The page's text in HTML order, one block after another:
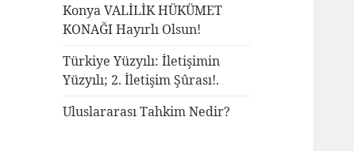
Konya VALİLİK HÜKÜMET
KONAĞI Hayırlı Olsun!
Türkiye Yüzyılı: İletişimin
Yüzyılı; 2. İletişim Şûrası!.
Uluslararası Tahkim Nedir?